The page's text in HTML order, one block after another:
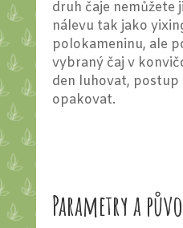
druh čaje nemůžete
nálevu tak jako
polokameninu, ale
vybraný čaj v
den luhovat,
opakovat.
Parametry a